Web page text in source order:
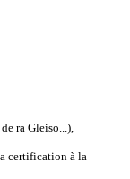
ra Gleiso...),
certification à la